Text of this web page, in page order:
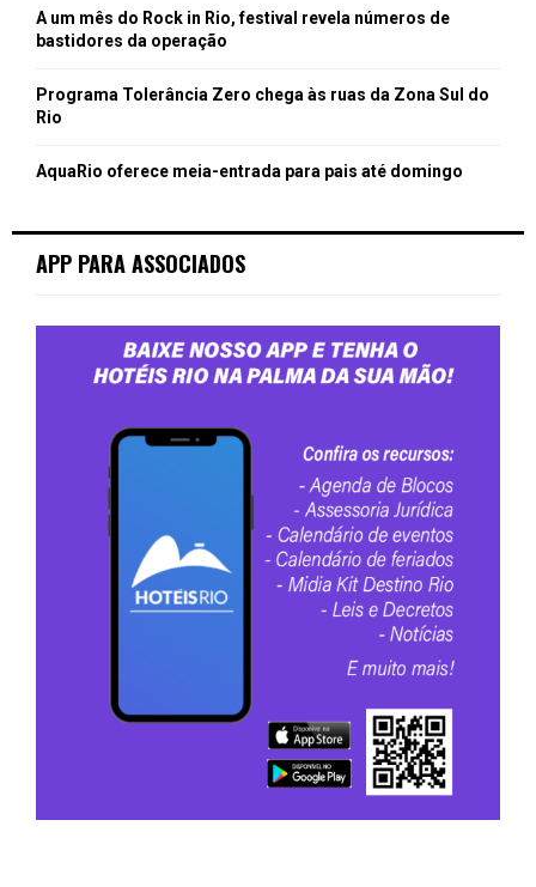
A um mês do Rock in Rio, festival revela números de
bastidores da operação
Programa Tolerância Zero chega às ruas da Zona Sul do
Rio
AquaRio oferece meia-entrada para pais até domingo
APP PARA ASSOCIADOS